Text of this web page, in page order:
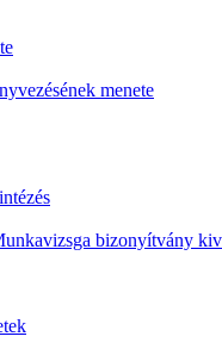
menete
bizonyítvány